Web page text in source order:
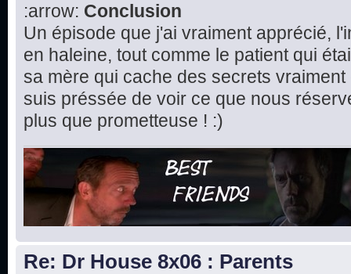
:arrow: Conclusion
Un épisode que j'ai vraiment apprécié,
en haleine, tout comme le patient qui
sa mère qui cache des secrets
suis préssée de voir ce que nous
plus que prometteuse ! :)
Re: Dr House 8x06 : Parents